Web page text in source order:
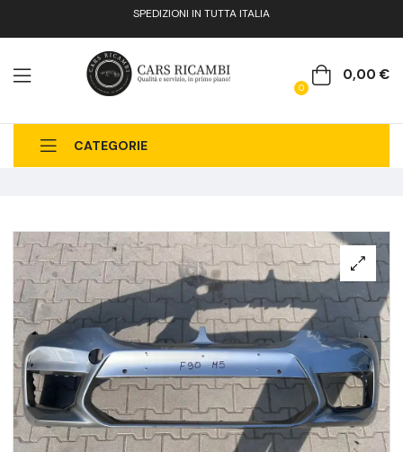
SPEDIZIONI IN TUTTA ITALIA
0
0,00€
CATEGORIE